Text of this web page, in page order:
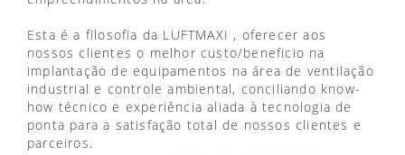
Esta é a filosofia da LUFTMAXI , oferecer aos
nossos clientes o melhor custo/beneficio na
implantação de equipamentos na área de ventilação
industrial e controle ambiental, conciliando know-
how técnico e experiência aliada à tecnologia de
ponta para a satisfação total de nossos clientes e
parceiros.